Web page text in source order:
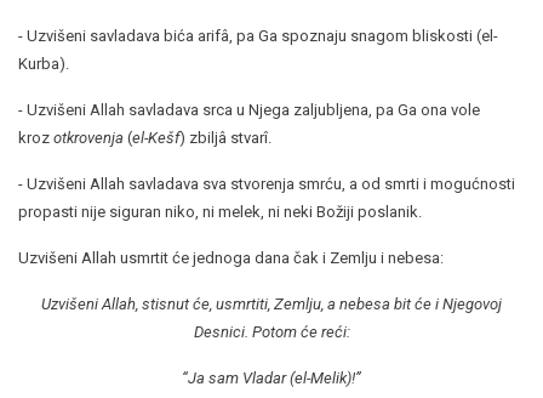
- Uzvišeni savladava bića arifâ, pa Ga spoznaju snagom bliskosti (el-
Kurba).
- Uzvišeni Allah savladava srca u Njega zaljubljena, pa Ga ona vole
kroz otkrovenja (el-Kešf) zbiljâ stvarî.
- Uzvišeni Allah savladava sva stvorenja smrću, a od smrti i mogućnosti
propasti nije siguran niko, ni melek, ni neki Božiji poslanik.
Uzvišeni Allah usmrtit će jednoga dana čak i Zemlju i nebesa:
Uzvišeni Allah, stisnut će, usmrtiti, Zemlju, a nebesa bit će i Njegovoj
Desnici. Potom će reći:
“Ja sam Vladar (el-Melik)!”